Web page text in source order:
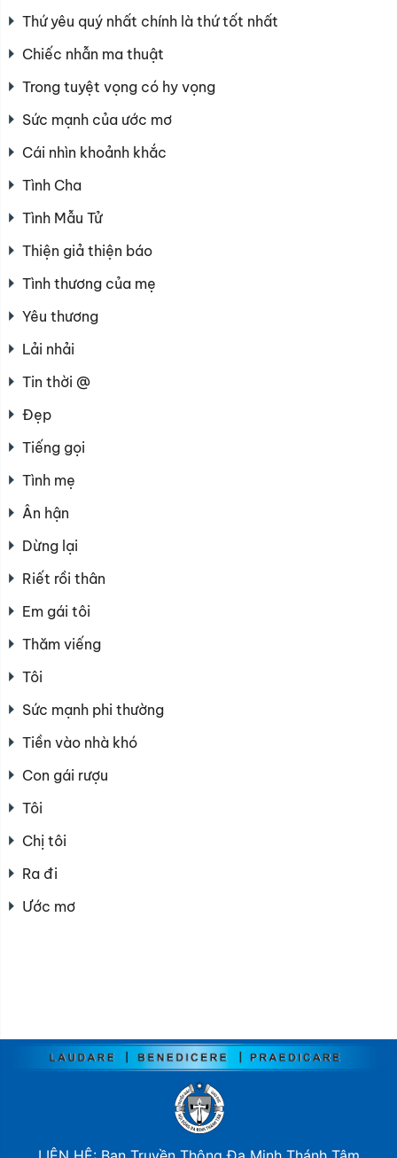
Thứ yêu quý nhất chính là thứ tốt nhất
Chiếc nhẫn ma thuật
Trong tuyệt vọng có hy vọng
Sức mạnh của ước mơ
Cái nhìn khoảnh khắc
Tình Cha
Tình Mẫu Tử
Thiện giả thiện báo
Tình thương của mẹ
Yêu thương
Lải nhải
Tin thời @
Đẹp
Tiếng gọi
Tình mẹ
Ân hận
Dừng lại
Riết rồi thân
Em gái tôi
Thăm viếng
Tôi
Sức mạnh phi thường
Tiền vào nhà khó
Con gái rượu
Tôi
Chị tôi
Ra đi
Ước mơ